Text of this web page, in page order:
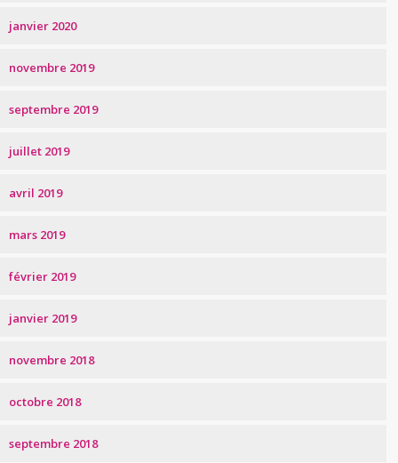
janvier 2020
novembre 2019
septembre 2019
juillet 2019
avril 2019
mars 2019
février 2019
janvier 2019
novembre 2018
octobre 2018
septembre 2018